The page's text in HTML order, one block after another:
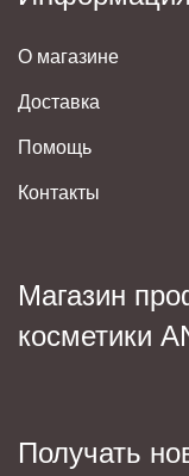
О магазине
Доставка
Помощь
Контакты
Магазин
косметики
Получать